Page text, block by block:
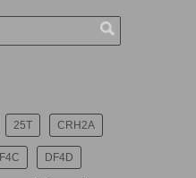
25T CRH2A
DF4D